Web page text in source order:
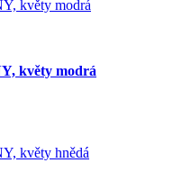
květy modrá